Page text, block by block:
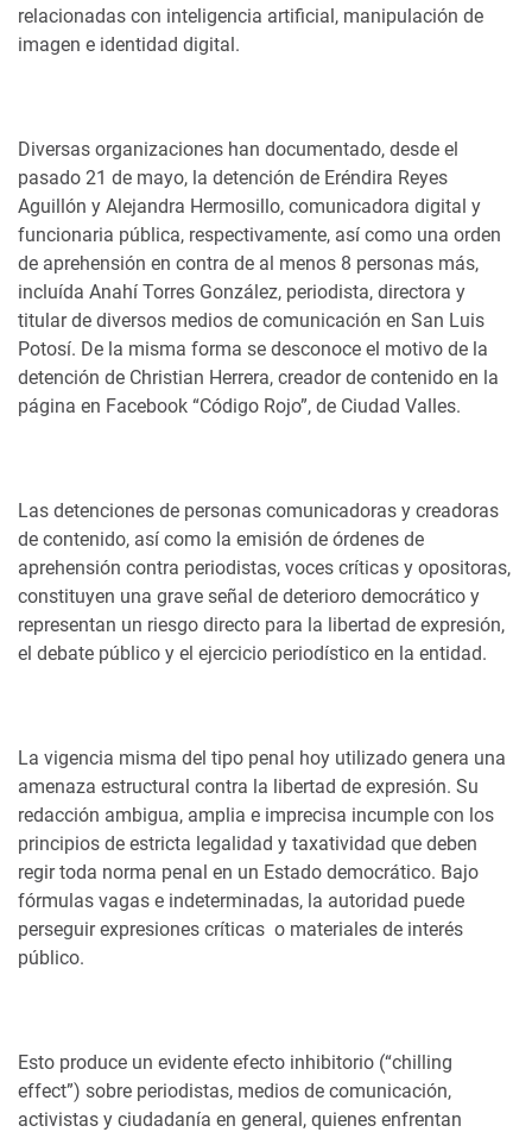
relacionadas con inteligencia artificial, manipulación de
imagen e identidad digital.
Diversas organizaciones han documentado, desde el
pasado 21 de mayo, la detención de Eréndira Reyes
Aguillón y Alejandra Hermosillo, comunicadora digital y
funcionaria pública, respectivamente, así como una orden
de aprehensión en contra de al menos 8 personas más,
incluída Anahí Torres González, periodista, directora y
titular de diversos medios de comunicación en San Luis
Potosí. De la misma forma se desconoce el motivo de la
detención de Christian Herrera, creador de contenido en la
página en Facebook “Código Rojo”, de Ciudad Valles.
Las detenciones de personas comunicadoras y creadoras
de contenido, así como la emisión de órdenes de
aprehensión contra periodistas, voces críticas y opositoras,
constituyen una grave señal de deterioro democrático y
representan un riesgo directo para la libertad de expresión,
el debate público y el ejercicio periodístico en la entidad.
La vigencia misma del tipo penal hoy utilizado genera una
amenaza estructural contra la libertad de expresión. Su
redacción ambigua, amplia e imprecisa incumple con los
principios de estricta legalidad y taxatividad que deben
regir toda norma penal en un Estado democrático. Bajo
fórmulas vagas e indeterminadas, la autoridad puede
perseguir expresiones críticas o materiales de interés
público.
Esto produce un evidente efecto inhibitorio (“chilling
effect”) sobre periodistas, medios de comunicación,
activistas y ciudadanía en general, quienes enfrentan